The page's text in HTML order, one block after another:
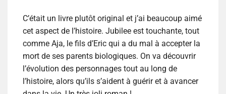
C’était un livre plutôt original et j’ai beaucoup aimé
cet aspect de l’histoire. Jubilee est touchante, tout
comme Aja, le fils d’Eric qui a du mal à accepter la
mort de ses parents biologiques. On va découvrir
l’évolution des personnages tout au long de
l’histoire, alors qu’ils s’aident à guérir et à avancer